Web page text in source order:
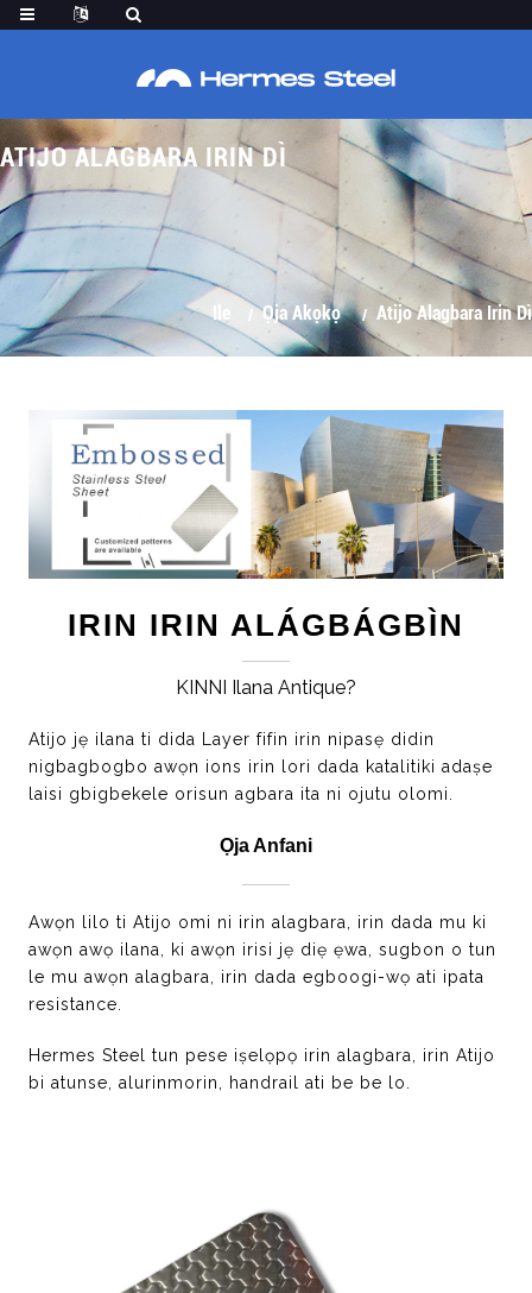
ATIJO ALAGBARA IRIN DÌ
Ile Ọja Akọkọ Atijo Alagbara Irin Dì
IRIN IRIN ALÁGBÁGBÌN
KINNI Ilana Antique?
Atijo jẹ ilana ti dida Layer fifin irin nipasẹ didin
nigbagbogbo awọn ions irin lori dada katalitiki adaṣe
laisi gbigbekele orisun agbara ita ni ojutu olomi.
Ọja Anfani
Awọn lilo ti Atijo omi ni irin alagbara, irin dada mu ki
awọn awọ ilana, ki awọn irisi jẹ diẹ ẹwa, sugbon o tun
le mu awọn alagbara, irin dada egboogi-wọ ati ipata
resistance.
Hermes Steel tun pese iṣelọpọ irin alagbara, irin Atijo
bi atunse, alurinmorin, handrail ati be be lo.